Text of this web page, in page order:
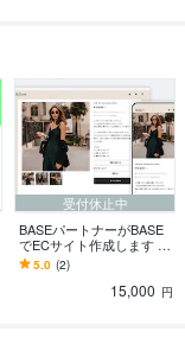
受付休止中
BASEパートナーがBASE
でECサイト作成します 格
安でおしゃれなショップ
を作ります！(特典あり!)
5.0 (2)
15,000 円